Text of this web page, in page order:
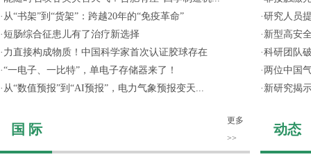
· 从“书架”到“货架”：跨越20年的“免疫革命”
· 短肠综合征患儿有了治疗新选择
· 力直接构成物质！中国科学家首次认证胶球存在
·“一电子、一比特”，单电子存储器来了！
· 从“数值预报”到“AI预报”，电力气象预报变天...
国 际
更多
>>
·研究人员
· 新型高安
·科研团队
· 两位中国
· 新研究揭
动态